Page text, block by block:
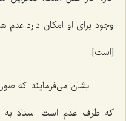
وجود برای او امکان دارد
[است].
ایشان می‌فرمایند که
که طرف عدم است اسناد به